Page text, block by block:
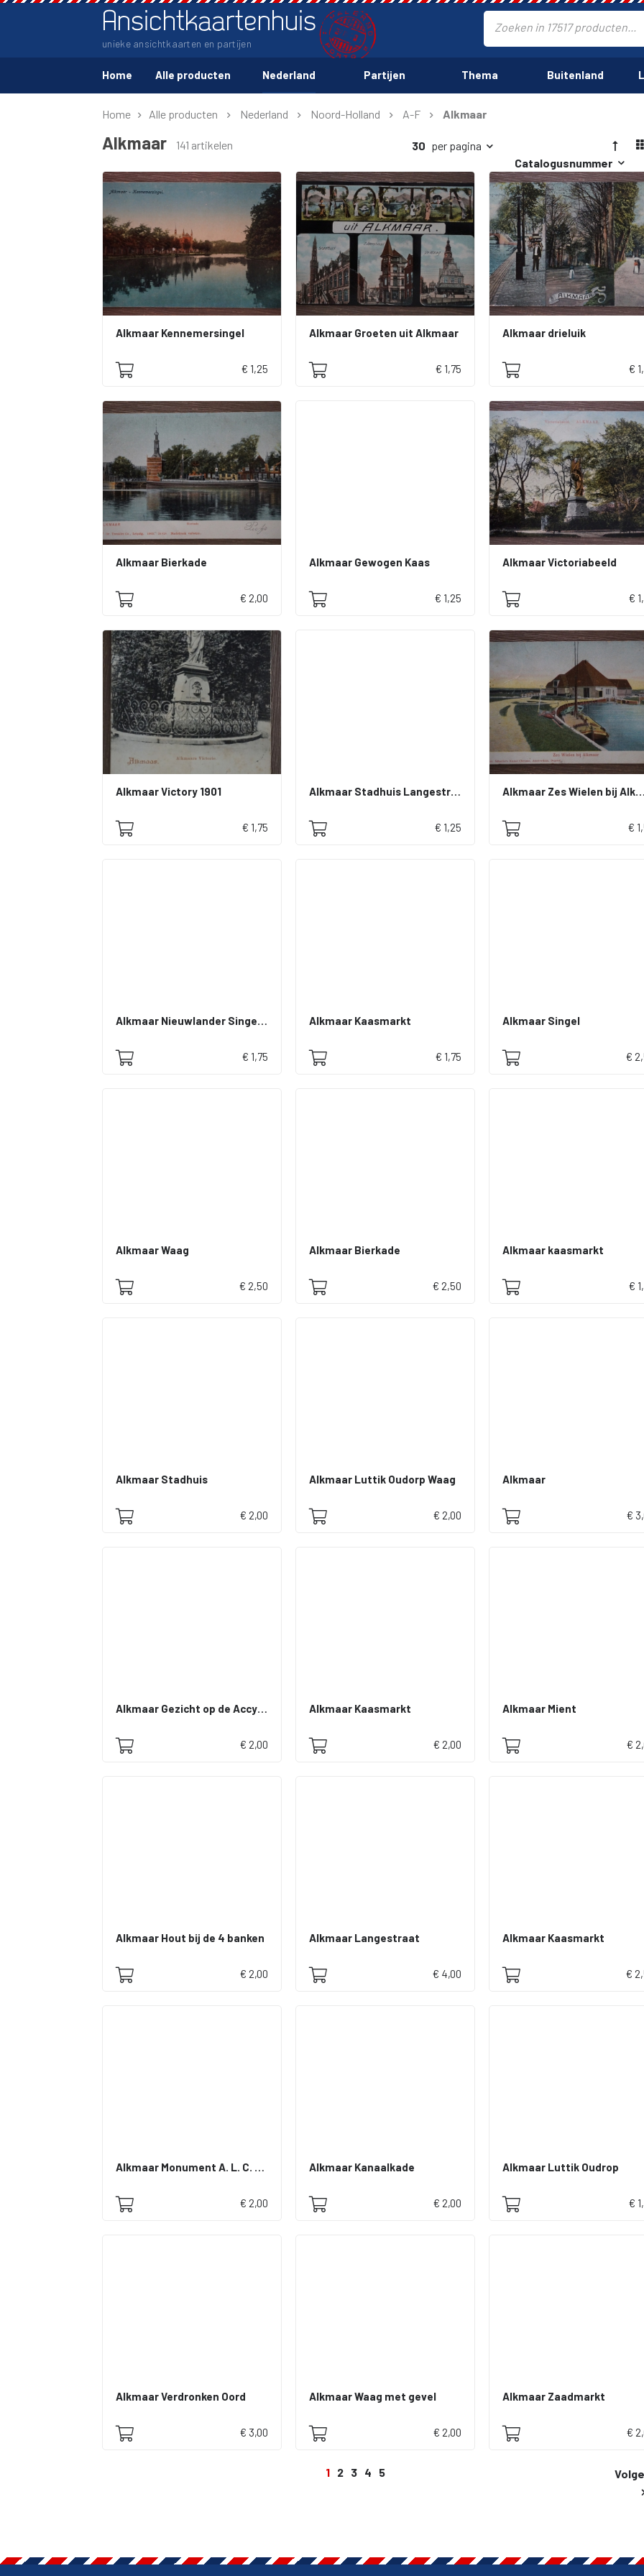
Ansichtkaartenhuis
unieke ansichtkaarten en partijen
Home Alle producten Nederland Partijen Thema Buitenland
Home Alle producten Nederland Noord-Holland A-F Alkmaar
Alkmaar
141 artikelen
Catalogusnummer
30 per pagina
Alkmaar Kennemersingel
€ 1,25
Alkmaar Groeten uit Alkmaar
€ 1,75
Alkmaar drieluik
€
Alkmaar Bierkade
€ 2,00
Alkmaar Gewogen Kaas
€ 1,25
Alkmaar Victoriabeeld
€
Alkmaar Victory 1901
€ 1,75
Alkmaar Stadhuis Langestraat
€ 1,25
Alkmaar Zes Wielen
€
Alkmaar Nieuwlander Singel en Knuppelbrug
€ 1,75
Alkmaar Kaasmarkt
€ 1,75
Alkmaar Singel
€
Alkmaar Waag
€ 2,50
Alkmaar Bierkade
€ 2,50
Alkmaar kaasmarkt
€
Alkmaar Stadhuis
€ 2,00
Alkmaar Luttik Oudorp Waag
€ 2,00
Alkmaar
€
Alkmaar Gezicht op de Accynstoren
€ 2,00
Alkmaar Kaasmarkt
€ 2,00
Alkmaar Mient
€
Alkmaar Hout bij de 4 banken
€ 2,00
Alkmaar Langestraat
€ 4,00
Alkmaar Kaasmarkt
€
Alkmaar Monument A. L. C. Bosboom Toussaint
€ 2,00
Alkmaar Kanaalkade
€ 2,00
Alkmaar Luttik Oudrop
€
Alkmaar Verdronken Oord
€ 3,00
Alkmaar Waag met gevel
€ 2,00
Alkmaar Zaadmarkt
€
1 2 3 4 5